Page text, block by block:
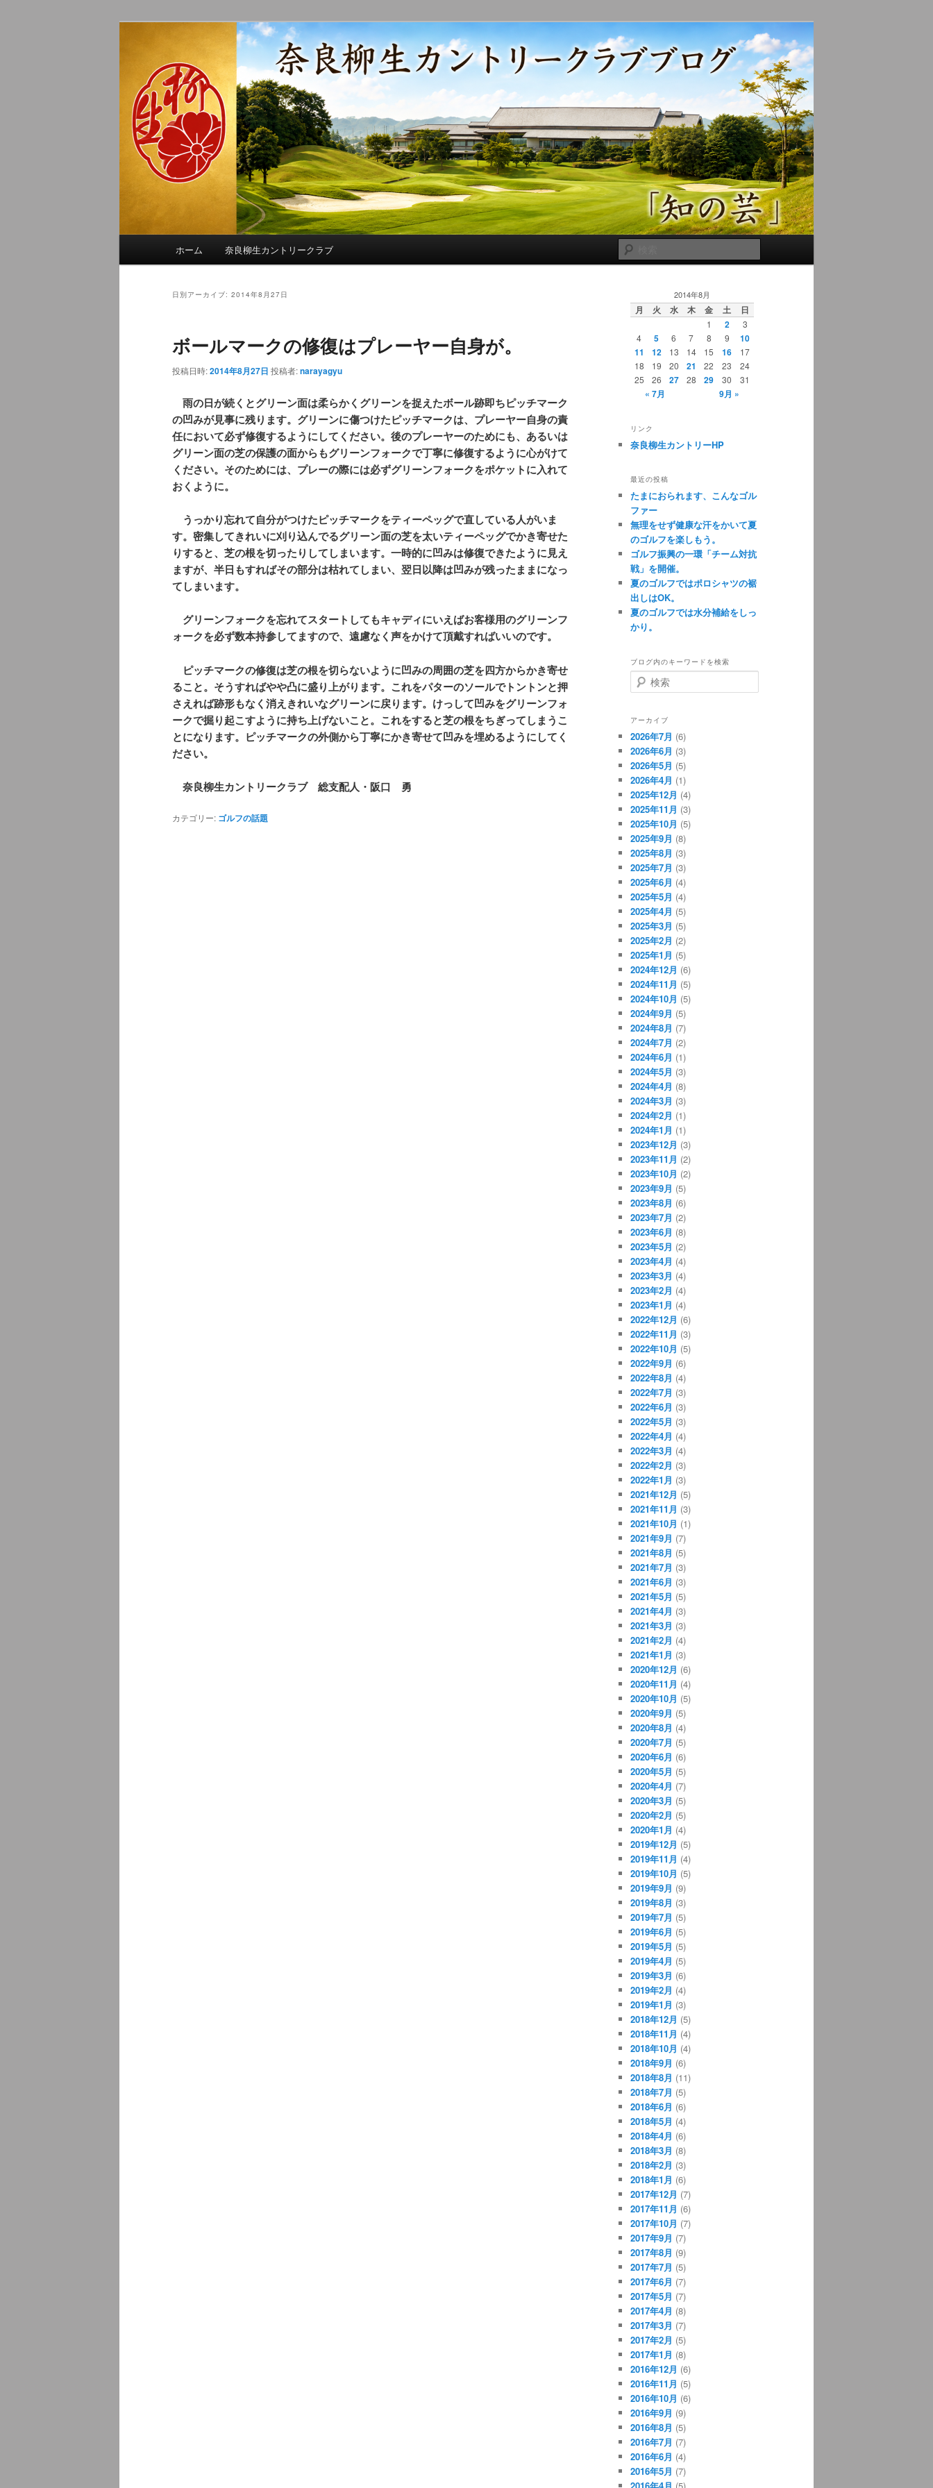
奈良柳生カントリークラブ総支配人ブログ
季節の話題、クラブの出来事、コースの改修・更新作業、ゴルフに関する随筆、喜怒哀楽などを気まぐ
れに発信します。
索
ホーム 奈良柳生カントリークラブ
日別アーカイブ: 2014年8月27日
ボールマークの修復はプレーヤー自身が。
投稿日時:2014年8月27日 投稿者:narayagyu
雨の日が続くとグリーン面は柔らかくグリーンを捉えたボール跡即ちピッチマーク
の凹みが見事に残ります。グリーンに傷つけたピッチマークは、プレーヤー自身の責
任において必ず修復するようにしてください。後のプレーヤーのためにも、あるいは
グリーン面の芝の保護の面からもグリーンフォークで丁寧に修復するように心がけて
ください。そのためには、プレーの際には必ずグリーンフォークをポケットに入れて
おくように。
うっかり忘れて自分がつけたピッチマークをティーペッグで直している人がいま
す。密集してきれいに刈り込んでるグリーン面の芝を太いティーペッグでかき寄せた
りすると、芝の根を切ったりしてしまいます。一時的に凹みは修復できたように見え
ますが、半日もすればその部分は枯れてしまい、翌日以降は凹みが残ったままになっ
てしまいます。
グリーンフォークを忘れてスタートしてもキャディにいえばお客様用のグリーンフ
ォークを必ず数本持参してますので、遠慮なく声をかけて頂戴すればいいのです。
ピッチマークの修復は芝の根を切らないように凹みの周囲の芝を四方からかき寄せ
ること。そうすればやや凸に盛り上がります。これをパターのソールでトントンと押
さえれば跡形もなく消えきれいなグリーンに戻ります。けっして凹みをグリーンフォ
ークで掘り起こすように持ち上げないこと。これをすると芝の根をちぎってしまうこ
とになります。ピッチマークの外側から丁寧にかき寄せて凹みを埋めるようにしてく
ださい。
奈良柳生カントリークラブ 総支配人・阪口 勇
カテゴリー: ゴルフの話題
2014年8月
月 火 水 木 金 土 日
1 2
3
4
5 6 7 8 9
10
11
12 13 14 15 16
17
18
19 20 21 22 23
24
25
26 27 28 29 30 31
« 7月 9月 »
リンク
奈良柳生カントリーHP
最近の投稿
たまにおられます、こんなゴル
ファー
無理をせず健康な汗をかいて夏
のゴルフを楽しもう。
ゴルフ振興の一環「チーム対抗
戦」を開催。
夏のゴルフではポロシャツの裾
出しはOK。
夏のゴルフでは水分補給をしっ
かり。
ブログ内のキーワードを検索
検
索
アーカイブ
2026年7月 (6)
2026年6月 (3)
2026年5月 (5)
2026年4月 (1)
2025年12月 (4)
2025年11月 (3)
2025年10月 (5)
2025年9月 (8)
2025年8月 (3)
2025年7月 (3)
2025年6月 (4)
2025年5月 (4)
2025年4月 (5)
2025年3月 (5)
2025年2月 (2)
2025年1月 (5)
2024年12月 (6)
2024年11月 (5)
2024年10月 (5)
2024年9月 (5)
2024年8月 (7)
2024年7月 (2)
2024年6月 (1)
2024年5月 (3)
2024年4月 (8)
2024年3月 (3)
2024年2月 (1)
2024年1月 (1)
2023年12月 (3)
2023年11月 (2)
2023年10月 (2)
2023年9月 (5)
2023年8月 (6)
2023年7月 (2)
2023年6月 (8)
2023年5月 (2)
2023年4月 (4)
2023年3月 (4)
2023年2月 (4)
2023年1月 (4)
2022年12月 (6)
2022年11月 (3)
2022年10月 (5)
2022年9月 (6)
2022年8月 (4)
2022年7月 (3)
2022年6月 (3)
2022年5月 (3)
2022年4月 (4)
2022年3月 (4)
2022年2月 (3)
2022年1月 (3)
2021年12月 (5)
2021年11月 (3)
2021年10月 (1)
2021年9月 (7)
2021年8月 (5)
2021年7月 (3)
2021年6月 (3)
2021年5月 (5)
2021年4月 (3)
2021年3月 (3)
2021年2月 (4)
2021年1月 (3)
2020年12月 (6)
2020年11月 (4)
2020年10月 (5)
2020年9月 (5)
2020年8月 (4)
2020年7月 (5)
2020年6月 (6)
2020年5月 (5)
2020年4月 (7)
2020年3月 (5)
2020年2月 (5)
2020年1月 (4)
2019年12月 (5)
2019年11月 (4)
2019年10月 (5)
2019年9月 (9)
2019年8月 (3)
2019年7月 (5)
2019年6月 (5)
2019年5月 (5)
2019年4月 (5)
2019年3月 (6)
2019年2月 (4)
2019年1月 (3)
2018年12月 (5)
2018年11月 (4)
2018年10月 (4)
2018年9月 (6)
2018年8月 (11)
2018年7月 (5)
2018年6月 (6)
2018年5月 (4)
2018年4月 (6)
2018年3月 (8)
2018年2月 (3)
2018年1月 (6)
2017年12月 (7)
2017年11月 (6)
2017年10月 (7)
2017年9月 (7)
2017年8月 (9)
2017年7月 (5)
2017年6月 (7)
2017年5月 (7)
2017年4月 (8)
2017年3月 (7)
2017年2月 (5)
2017年1月 (8)
2016年12月 (6)
2016年11月 (5)
2016年10月 (6)
2016年9月 (9)
2016年8月 (5)
2016年7月 (7)
2016年6月 (4)
2016年5月 (7)